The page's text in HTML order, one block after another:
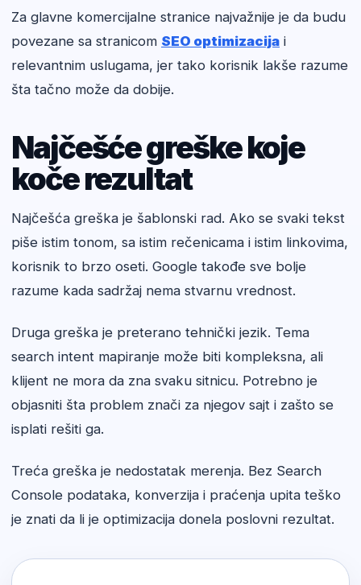
Za glavne komercijalne stranice najvažnije je da budu
povezane sa stranicom SEO optimizacija i
relevantnim uslugama, jer tako korisnik lakše razume
šta tačno može da dobije.
Najčešće greške koje
koče rezultat
Najčešća greška je šablonski rad. Ako se svaki tekst
piše istim tonom, sa istim rečenicama i istim linkovima,
korisnik to brzo oseti. Google takođe sve bolje
razume kada sadržaj nema stvarnu vrednost.
Druga greška je preterano tehnički jezik. Tema
search intent mapiranje može biti kompleksna, ali
klijent ne mora da zna svaku sitnicu. Potrebno je
objasniti šta problem znači za njegov sajt i zašto se
isplati rešiti ga.
Treća greška je nedostatak merenja. Bez Search
Console podataka, konverzija i praćenja upita teško
je znati da li je optimizacija donela poslovni rezultat.